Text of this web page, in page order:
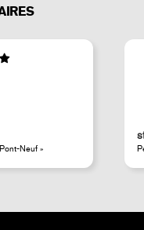
rare products;
24 hours) and